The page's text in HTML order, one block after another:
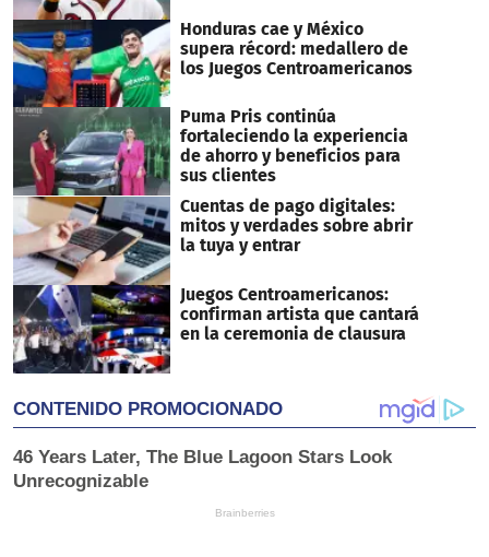
Honduras cae y México
supera récord: medallero de
los Juegos Centroamericanos
Puma Pris continúa
fortaleciendo la experiencia
de ahorro y beneficios para
sus clientes
Cuentas de pago digitales:
mitos y verdades sobre abrir
la tuya y entrar
Juegos Centroamericanos:
confirman artista que cantará
en la ceremonia de clausura